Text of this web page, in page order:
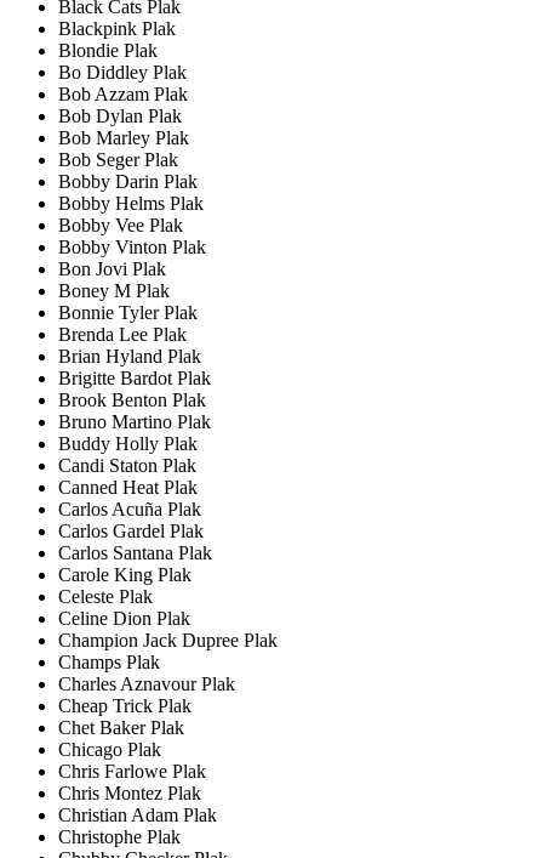
Black Cats Plak
Blackpink Plak
Blondie Plak
Bo Diddley Plak
Bob Azzam Plak
Bob Dylan Plak
Bob Marley Plak
Bob Seger Plak
Bobby Darin Plak
Bobby Helms Plak
Bobby Vee Plak
Bobby Vinton Plak
Bon Jovi Plak
Boney M Plak
Bonnie Tyler Plak
Brenda Lee Plak
Brian Hyland Plak
Brigitte Bardot Plak
Brook Benton Plak
Bruno Martino Plak
Buddy Holly Plak
Candi Staton Plak
Canned Heat Plak
Carlos Acuña Plak
Carlos Gardel Plak
Carlos Santana Plak
Carole King Plak
Celeste Plak
Celine Dion Plak
Champion Jack Dupree Plak
Champs Plak
Charles Aznavour Plak
Cheap Trick Plak
Chet Baker Plak
Chicago Plak
Chris Farlowe Plak
Chris Montez Plak
Christian Adam Plak
Christophe Plak